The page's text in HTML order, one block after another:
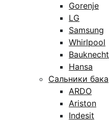
Gorenje
LG
Samsung
Whirlpool
Bauknecht
Hansa
Сальники бака
ARDO
Ariston
Indesit